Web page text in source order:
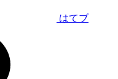
はてブ